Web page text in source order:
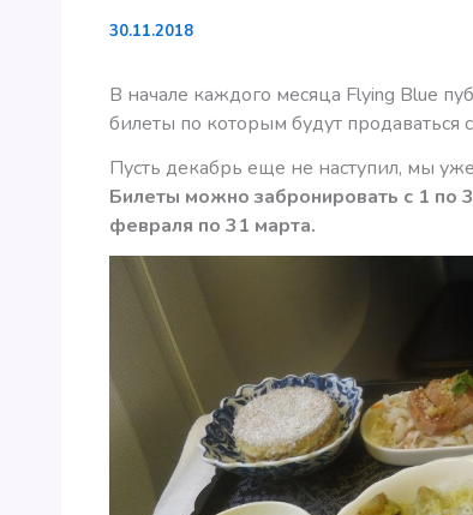
30.11.2018
В начале каждого месяца Flying Blue
билеты по которым будут продаваться
Пусть декабрь еще не наступил, мы
Билеты можно забронировать с 1 по
февраля по 31 марта.